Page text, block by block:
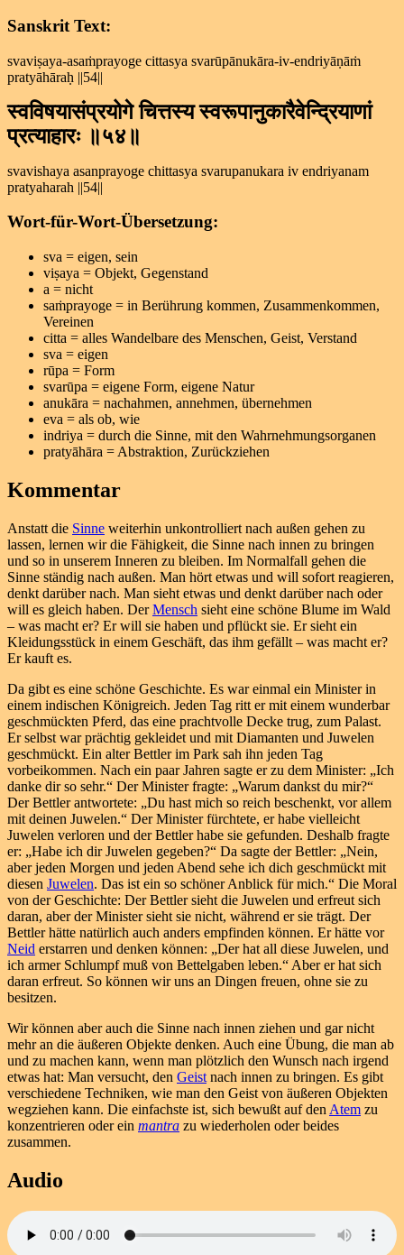
Sanskrit Text:
svaviṣaya-asaṁprayoge cittasya svarūpānukāra-iv-endriyāṇāṁ
pratyāhāraḥ ||54||
स्वविषयासंप्रयोगे चित्तस्य स्वरूपानुकारैवेन्द्रियाणां
प्रत्याहारः ॥५४॥
svavishaya asanprayoge chittasya svarupanukara iv endriyanam
pratyaharah ||54||
Wort-für-Wort-Übersetzung:
sva = eigen, sein
viṣaya = Objekt, Gegenstand
a = nicht
saṁprayoge = in Berührung kommen, Zusammenkommen,
Vereinen
citta = alles Wandelbare des Menschen, Geist, Verstand
sva = eigen
rūpa = Form
svarūpa = eigene Form, eigene Natur
anukāra = nachahmen, annehmen, übernehmen
eva = als ob, wie
indriya = durch die Sinne, mit den Wahrnehmungsorganen
pratyāhāra = Abstraktion, Zurückziehen
Kommentar
Anstatt die Sinne weiterhin unkontrolliert nach außen gehen zu
lassen, lernen wir die Fähigkeit, die Sinne nach innen zu bringen
und so in unserem Inneren zu bleiben. Im Normalfall gehen die
Sinne ständig nach außen. Man hört etwas und will sofort reagieren,
denkt darüber nach. Man sieht etwas und denkt darüber nach oder
will es gleich haben. DerMensch sieht eine schöne Blume im Wald
– was macht er? Er will sie haben und pflückt sie. Er sieht ein
Kleidungsstück in einem Geschäft, das ihm gefällt – was macht er?
Er kauft es.
Da gibt es eine schöne Geschichte. Es war einmal ein Minister in
einem indischen Königreich. Jeden Tag ritt er mit einem wunderbar
geschmückten Pferd, das eine prachtvolle Decke trug, zum Palast.
Er selbst war prächtig gekleidet und mit Diamanten und Juwelen
geschmückt. Ein alter Bettler im Park sah ihn jeden Tag
vorbeikommen. Nach ein paar Jahren sagte er zu dem Minister: „Ich
danke dir so sehr.“ Der Minister fragte: „Warum dankst du mir?“
Der Bettler antwortete: „Du hast mich so reich beschenkt, vor allem
mit deinen Juwelen.“ Der Minister fürchtete, er habe vielleicht
Juwelen verloren und der Bettler habe sie gefunden. Deshalb fragte
er: „Habe ich dir Juwelen gegeben?“ Da sagte der Bettler: „Nein,
aber jeden Morgen und jeden Abend sehe ich dich geschmückt mit
diesen Juwelen. Das ist ein so schöner Anblick für mich.“ Die Moral
von der Geschichte: Der Bettler sieht die Juwelen und erfreut sich
daran, aber der Minister sieht sie nicht, während er sie trägt. Der
Bettler hätte natürlich auch anders empfinden können. Er hätte vor
Neid erstarren und denken können: „Der hat all diese Juwelen, und
ich armer Schlumpf muß von Bettelgaben leben.“ Aber er hat sich
daran erfreut. So können wir uns an Dingen freuen, ohne sie zu
besitzen.
Wir können aber auch die Sinne nach innen ziehen und gar nicht
mehr an die äußeren Objekte denken. Auch eine Übung, die man ab
und zu machen kann, wenn man plötzlich den Wunsch nach irgend
etwas hat: Man versucht, den Geist nach innen zu bringen. Es gibt
verschiedene Techniken, wie man den Geist von äußeren Objekten
wegziehen kann. Die einfachste ist, sich bewußt auf den Atem zu
konzentrieren oder ein mantra zu wiederholen oder beides
zusammen.
Audio